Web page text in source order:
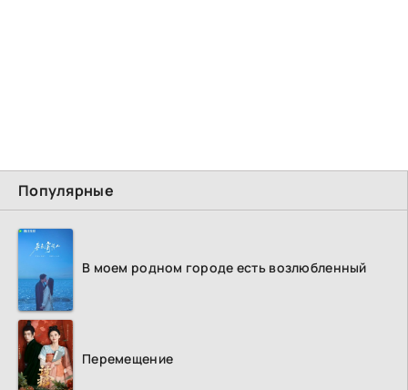
Популярные
В моем родном городе есть возлюбленный
Перемещение